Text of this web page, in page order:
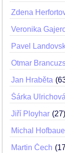
Zdena
Veronika
Pavel
Otmar
Jan Hraběta
Šárka Ulrichová
Jiří Ployhar 27
Michal
Martin Čech